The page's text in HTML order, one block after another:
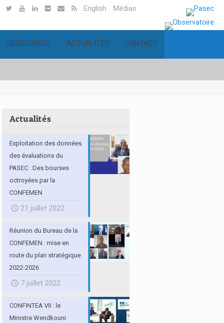
RESSOURCES ACTUALITÉS CONTACT
English Médias
Actualités
Exploitation des données
des évaluations du
PASEC : Des bourses
octroyées par la
CONFEMEN
21 juillet 2022
Réunion du Bureau de la
CONFEMEN : mise en
route du plan stratégique
2022-2026
7 juillet 2022
CONFINTEA VII : le
Ministre Wendkouni